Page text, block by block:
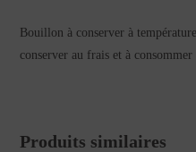
Bouillon à conserver à
conserver au frais et à
Produits similaires